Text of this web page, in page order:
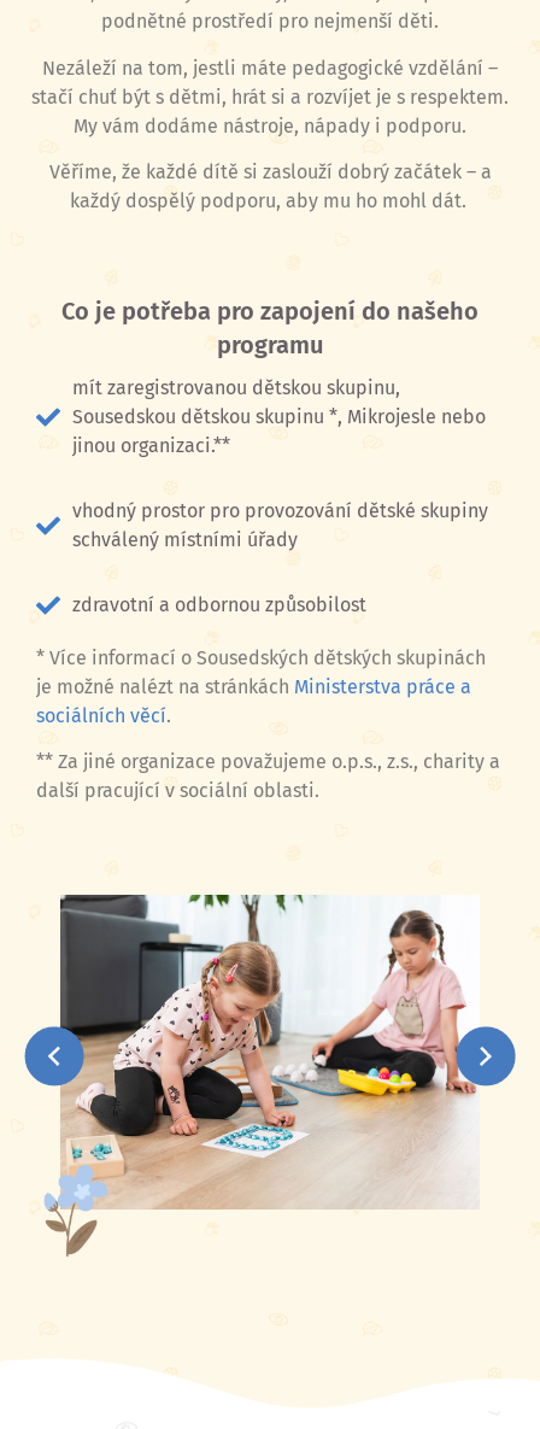
podnětné prostředí pro nejmenší děti.
Nezáleží na tom, jestli máte pedagogické vzdělání –
stačí chuť být s dětmi, hrát si a rozvíjet je s respektem.
My vám dodáme nástroje, nápady i podporu.
Věříme, že každé dítě si zaslouží dobrý začátek – a
každý dospělý podporu, aby mu ho mohl dát.
Co je potřeba pro zapojení do našeho
programu
mít zaregistrovanou dětskou skupinu,
Sousedskou dětskou skupinu *, Mikrojesle nebo
jinou organizaci.**
vhodný prostor pro provozování dětské skupiny
schválený místními úřady
zdravotní a odbornou způsobilost
* Více informací o Sousedských dětských skupinách
je možné nalézt na stránkách Ministerstva práce a
sociálních věcí.
** Za jiné organizace považujeme o.p.s., z.s., charity a
další pracující v sociální oblasti.